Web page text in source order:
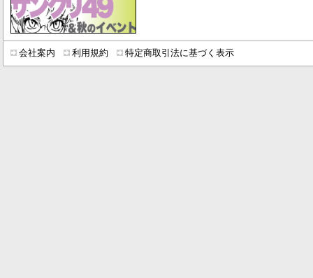
会社案内 利用規約 特定商取引法に基づく表示